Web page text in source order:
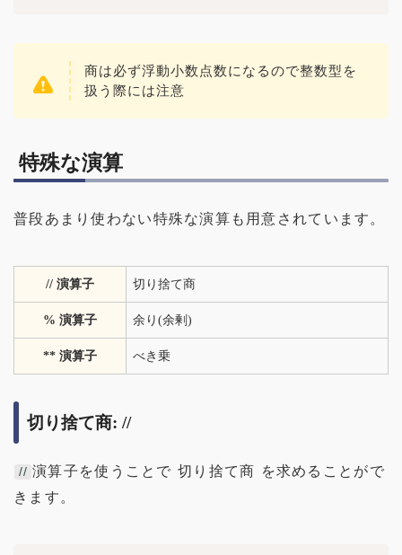
商は必ず浮動小数点数になるので整数型を
扱う際には注意
特殊な演算
普段あまり使わない特殊な演算も用意されています。
// 演算子 切り捨て商
% 演算子 余り(余剰)
** 演算子 べき乗
切り捨て商: //
// 演算子を使うことで 切り捨て商 を求めることがで
きます。